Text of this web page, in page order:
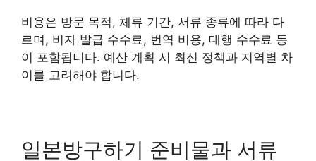
비용은 방문 목적, 체류 기간, 서류 종류에 따라 다
르며, 비자 발급 수수료, 번역 비용, 대행 수수료 등
이 포함됩니다. 예산 계획 시 최신 정책과 지역별 차
이를 고려해야 합니다.
일본방구하기 준비물과 서류